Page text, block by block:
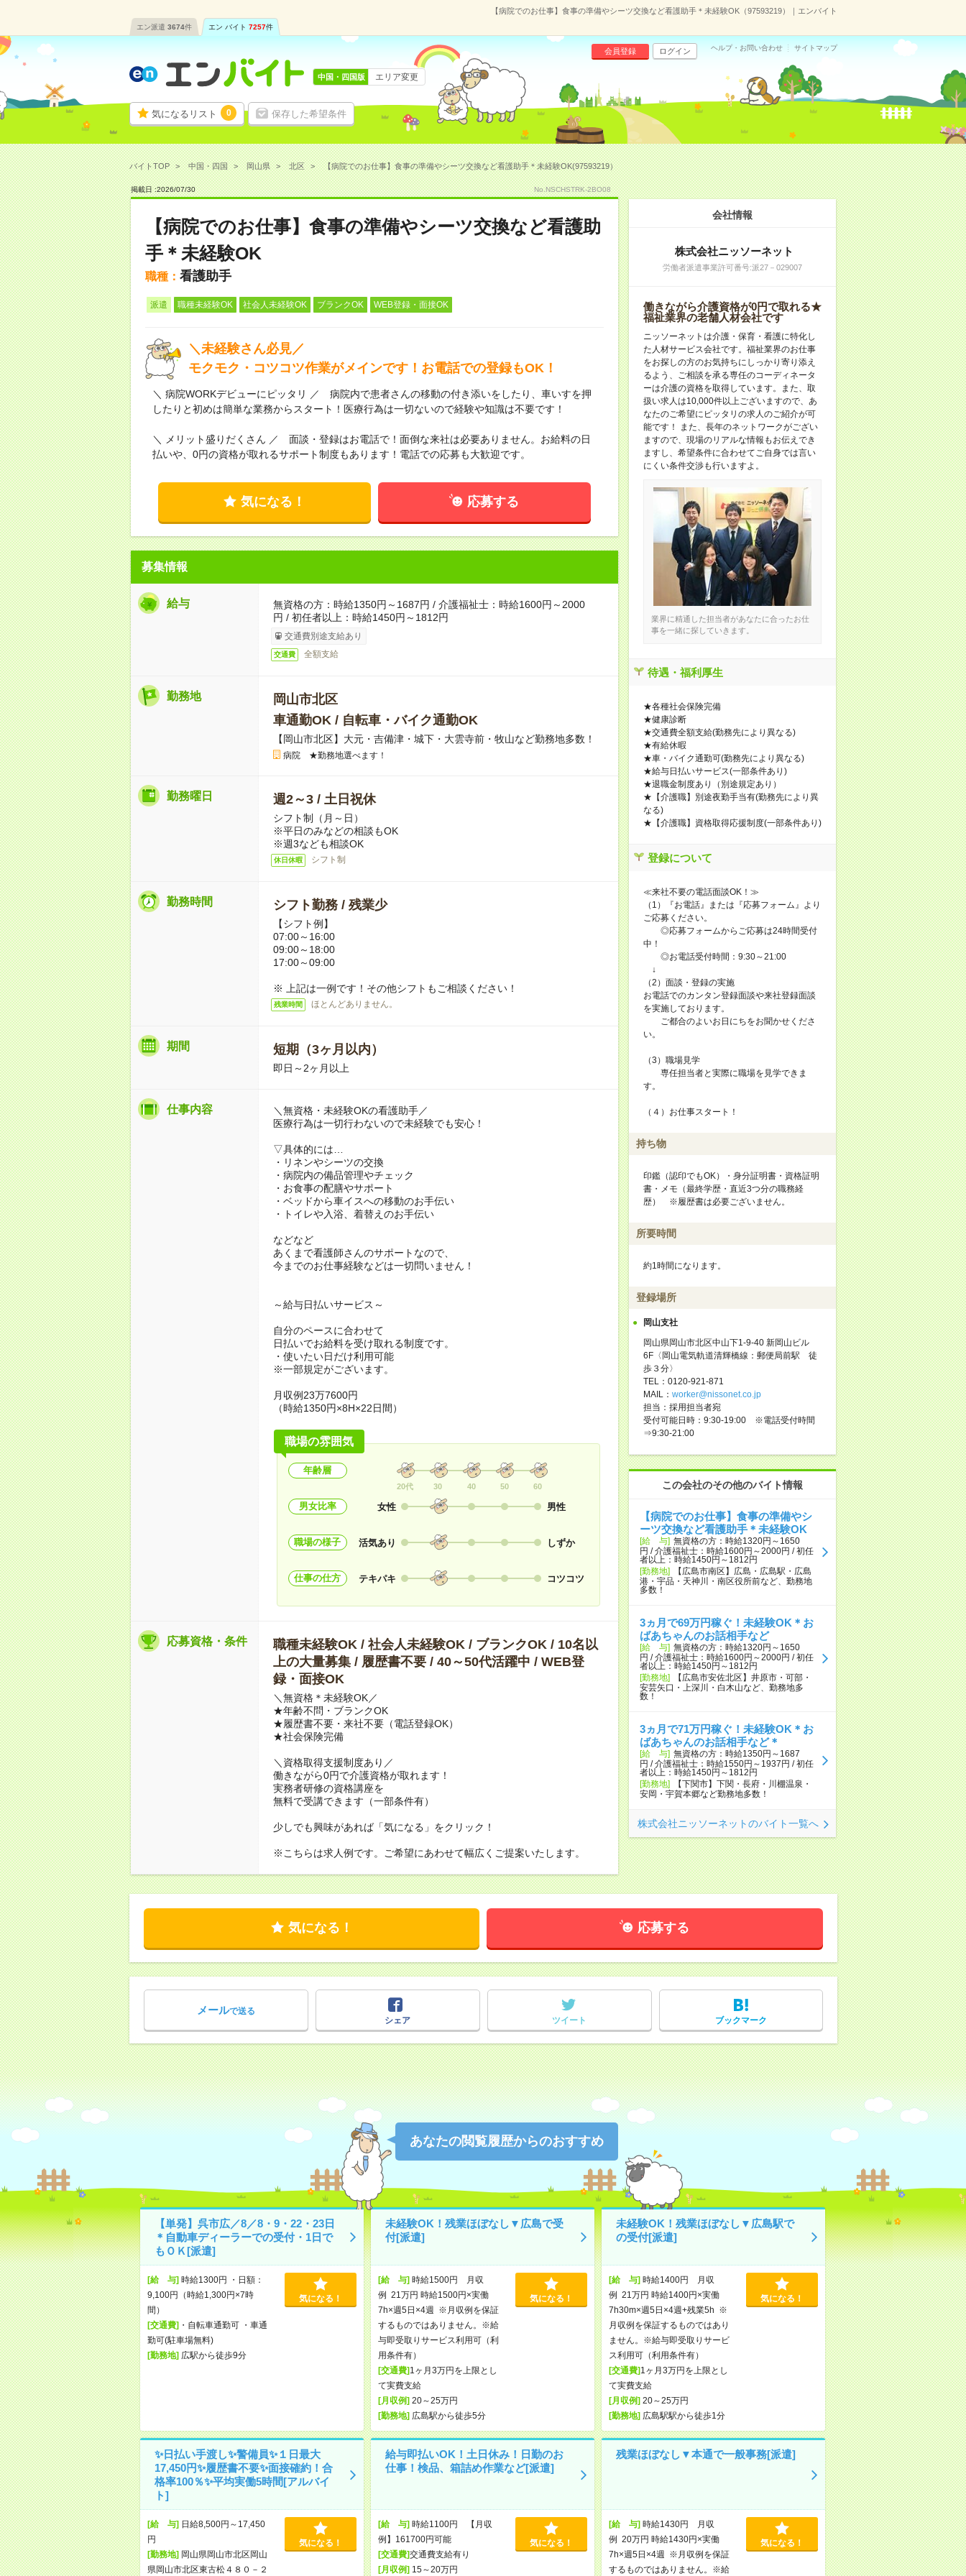
【病院でのお仕事】食事の準備やシーツ交換など看護助手＊未経験OK（97593219）｜エンバイト
エン派遣 3674件 エン バイト 7257件
気になるリスト 0 保存した希望条件
会員登録 ログイン ヘルプ・お問い合わせ サイトマップ
中国・四国版 エリア変更
バイトTOP 中国・四国 岡山県 北区 【病院でのお仕事】食事の準備やシーツ交換など看護助手＊未経験OK(97593219）
掲載日 :2026/07/30 No.NSCHSTRK-2BO08
【病院でのお仕事】食事の準備やシーツ交換など看護助
手＊未経験OK
職種： 看護助手
派遣 職種未経験OK 社会人未経験OK ブランクOK WEB登録・面接OK
＼未経験さん必見／
モクモク・コツコツ作業がメインです！お電話での登録もOK！
＼ 病院WORKデビューにピッタリ ／ 病院内で患者さんの移動の付き添いをしたり、車いすを押
したりと初めは簡単な業務からスタート！医療行為は一切ないので経験や知識は不要です！
＼ メリット盛りだくさん ／ 面談・登録はお電話で！面倒な来社は必要ありません。お給料の日
払いや、0円の資格が取れるサポート制度もあります！電話での応募も大歓迎です。
気になる！ 応募する
募集情報
給与
無資格の方：時給1350円～1687円 / 介護福祉士：時給1600円～2000
円 / 初任者以上：時給1450円～1812円
交通費別途支給あり
交通費 全額支給
勤務地
岡山市北区
車通勤OK / 自転車・バイク通勤OK
【岡山市北区】大元・吉備津・城下・大雲寺前・牧山など勤務地多数！
病院 ★勤務地選べます！
勤務曜日 週2～3 / 土日祝休
シフト制（月～日）
※平日のみなどの相談もOK
※週3なども相談OK
休日休暇 シフト制
勤務時間 シフト勤務 / 残業少
【シフト例】
07:00～16:00
09:00～18:00
17:00～09:00
※ 上記は一例です！その他シフトもご相談ください！
残業時間 ほとんどありません。
期間 短期（3ヶ月以内）
即日～2ヶ月以上
仕事内容
＼無資格・未経験OKの看護助手／
医療行為は一切行わないので未経験でも安心！
▽具体的には…
・リネンやシーツの交換
・病院内の備品管理やチェック
・お食事の配膳やサポート
・ベッドから車イスへの移動のお手伝い
・トイレや入浴、着替えのお手伝い
などなど
あくまで看護師さんのサポートなので、
今までのお仕事経験などは一切問いません！
～給与日払いサービス～
自分のペースに合わせて
日払いでお給料を受け取れる制度です。
・使いたい日だけ利用可能
※一部規定がございます。
月収例23万7600円
（時給1350円×8H×22日間）
職場の雰囲気
年齢層
20代 30 40 50 60
男女比率 女性 男性
職場の様子 活気あり しずか
仕事の仕方 テキパキ コツコツ
応募資格・条件
職種未経験OK / 社会人未経験OK / ブランクOK / 10名以
上の大量募集 / 履歴書不要 / 40～50代活躍中 / WEB登
録・面接OK
＼無資格＊未経験OK／
★年齢不問・ブランクOK
★履歴書不要・来社不要（電話登録OK）
★社会保険完備
＼資格取得支援制度あり／
働きながら0円で介護資格が取れます！
実務者研修の資格講座を
無料で受講できます（一部条件有）
少しでも興味があれば「気になる」をクリック！
※こちらは求人例です。ご希望にあわせて幅広くご提案いたします。
会社情報
株式会社ニッソーネット
労働者派遣事業許可番号:派27－029007
働きながら介護資格が0円で取れる★
福祉業界の老舗人材会社です
ニッソーネットは介護・保育・看護に特化し
た人材サービス会社です。福祉業界のお仕事
をお探しの方のお気持ちにしっかり寄り添え
るよう、ご相談を承る専任のコーディネータ
ーは介護の資格を取得しています。また、取
扱い求人は10,000件以上ございますので、あ
なたのご希望にピッタリの求人のご紹介が可
能です！ また、長年のネットワークがござい
ますので、現場のリアルな情報もお伝えでき
ますし、希望条件に合わせてご自身では言い
にくい条件交渉も行いますよ。
業界に精通した担当者があなたに合ったお仕
事を一緒に探していきます。
待遇・福利厚生
★各種社会保険完備
★健康診断
★交通費全額支給(勤務先により異なる)
★有給休暇
★車・バイク通勤可(勤務先により異なる)
★給与日払いサービス(一部条件あり)
★退職金制度あり（別途規定あり）
★【介護職】別途夜勤手当有(勤務先により異
なる)
★【介護職】資格取得応援制度(一部条件あり)
登録について
≪来社不要の電話面談OK！≫
（1）『お電話』または『応募フォーム』より
ご応募ください。
◎応募フォームからご応募は24時間受付
中！
◎お電話受付時間：9:30～21:00
↓
（2）面談・登録の実施
お電話でのカンタン登録面談や来社登録面談
を実施しております。
ご都合のよいお日にちをお聞かせくださ
い。
（3）職場見学
専任担当者と実際に職場を見学できま
す。
（４）お仕事スタート！
持ち物
印鑑（認印でもOK）・身分証明書・資格証明
書・メモ（最終学歴・直近3つ分の職務経
歴） ※履歴書は必要ございません。
所要時間
約1時間になります。
登録場所
岡山支社
岡山県岡山市北区中山下1-9-40 新岡山ビル
6F〈岡山電気軌道清輝橋線：郵便局前駅 徒
歩３分〉
TEL：0120-921-871
MAIL： worker@nissonet.co.jp
担当：採用担当者宛
受付可能日時：9:30-19:00 ※電話受付時間
⇒9:30-21:00
この会社のその他のバイト情報
【病院でのお仕事】食事の準備やシ
ーツ交換など看護助手＊未経験OK
[給 与] 無資格の方：時給1320円～1650
円 / 介護福祉士：時給1600円～2000円 / 初任
者以上：時給1450円～1812円
[勤務地]
【広島市南区】広島・広島駅・広島
港・宇品・天神川・南区役所前など、勤務地
多数！
3ヵ月で69万円稼ぐ！未経験OK＊お
ばあちゃんのお話相手など
[給 与] 無資格の方：時給1320円～1650
円 / 介護福祉士：時給1600円～2000円 / 初任
者以上：時給1450円～1812円
[勤務地]
【広島市安佐北区】井原市・可部・
安芸矢口・上深川・白木山など、勤務地多
数！
3ヵ月で71万円稼ぐ！未経験OK＊お
ばあちゃんのお話相手など＊
[給 与] 無資格の方：時給1350円～1687
円 / 介護福祉士：時給1550円～1937円 / 初任
者以上：時給1450円～1812円
[勤務地]
【下関市】下関・長府・川棚温泉・
安岡・宇賀本郷など勤務地多数！
株式会社ニッソーネットのバイト一覧へ
気になる！ 応募する
メールで送る
シェア
ツイート ブックマーク
あなたの閲覧履歴からのおすすめ
【単発】呉市広／8／8・9・22・23日
＊自動車ディーラーでの受付・1日で
もＯＫ[派遣]
[給 与]時給1300円 ・日額：
9,100円（時給1,300円×7時
間）
[交通費]・自転車通勤可 ・車通
勤可(駐車場無料)
[勤務地]広駅から徒歩9分
気になる！
未経験OK！残業ほぼなし▼広島で受
付[派遣]
[給 与]時給1500円 月収
例 21万円 時給1500円×実働
7h×週5日×4週 ※月収例を保証
するものではありません。※給
与即受取りサービス利用可（利
用条件有）
[交通費]1ヶ月3万円を上限とし
て実費支給
[月収例]20～25万円
[勤務地]広島駅から徒歩5分
気になる！
未経験OK！残業ほぼなし▼広島駅で
の受付[派遣]
[給 与]時給1400円 月収
例 21万円 時給1400円×実働
7h30m×週5日×4週+残業5h ※
月収例を保証するものではあり
ません。※給与即受取りサービ
ス利用可（利用条件有）
[交通費]1ヶ月3万円を上限とし
て実費支給
[月収例]20～25万円
[勤務地]広島駅駅から徒歩1分
気になる！
✨日払い手渡し✨警備員✨１日最大
17,450円✨履歴書不要✨面接確約！合
格率100％✨平均実働5時間[アルバイ
ト]
[給 与]日給8,500円～17,450
円
[勤務地]岡山県岡山市北区岡山
県岡山市北区東古松４８０－２
気になる！
給与即払いOK！土日休み！日勤のお
仕事！検品、箱詰め作業など[派遣]
[給 与]時給1100円 【月収
例】161700円可能
[交通費]交通費支給有り
[月収例]15～20万円
気になる！
残業ほぼなし▼本通で一般事務[派遣]
[給 与]時給1430円 月収
例 20万円 時給1430円×実働
7h×週5日×4週 ※月収例を保証
するものではありません。※給
気になる！